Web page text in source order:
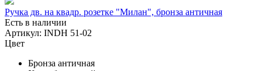
Ручка дв. на квадр. розетке "Милан", бронза античная
Есть в наличии
Артикул: INDH 51-02
Цвет
Бронза античная